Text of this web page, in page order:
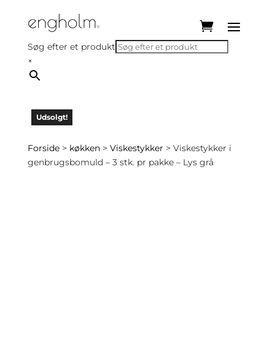
Søg efter et produkt
×
Forside> køkken> Viskestykker > Viskestykker i
genbrugsbomuld – 3 stk. pr pakke – Lys grå
Udsolgt!
Udsolgt!